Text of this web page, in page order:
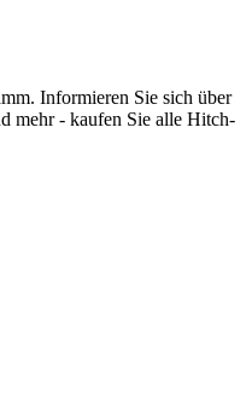
Informieren Sie sich über
mehr - kaufen Sie alle Hitch-